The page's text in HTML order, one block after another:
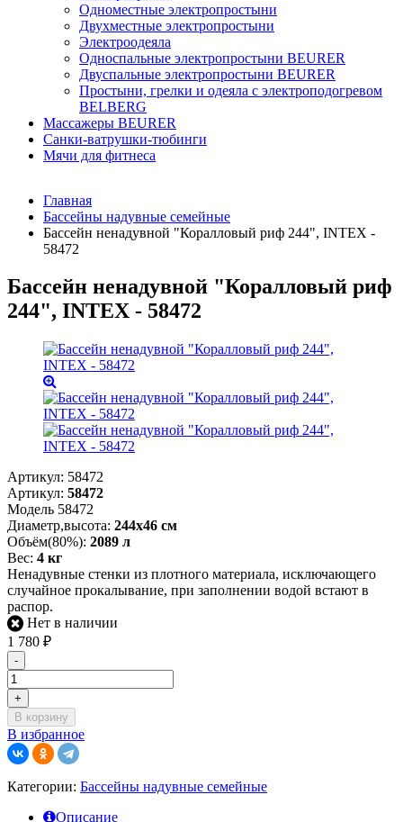
Одноместные электропростыни
Двухместные электропростыни
Электроодеяла
Односпальные электропростыни BEURER
Двуспальные электропростыни BEURER
Простыни, грелки и одеяла с электроподогревом
BELBERG
Массажеры BEURER
Санки-ватрушки-тюбинги
Мячи для фитнеса
Главная
Бассейны надувные семейные
Бассейн ненадувной "Коралловый риф 244", INTEX -
58472
Бассейн ненадувной "Коралловый риф
244", INTEX - 58472
Артикул: 58472
Артикул: 58472
Модель 58472
Диаметр,высота: 244х46 см
Объём(80%): 2089 л
Вес: 4 кг
Ненадувные стенки из плотного материала, исключающего
случайное прокалывание, при заполнении водой встают в
распор.
Нет в наличии
1 780 ₽
-
+
В корзину
В избранное
Категории: Бассейны надувные семейные
Описание